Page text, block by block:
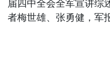
届四中全会全军宣讲综
者梅世雄、张勇健，军